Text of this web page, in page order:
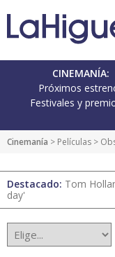
CINEMANÍA:
Próximos
Festivales y
Cinemanía > Películas >
Destacado: Tom
day'